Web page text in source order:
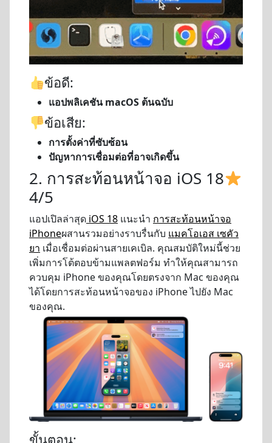
ข้อดี:
แอปพลิเคชัน macOS ต้นฉบับ
ข้อเสีย:
การตั้งค่าที่ซับซ้อน
ปัญหาการเชื่อมต่อที่อาจเกิดขึ้น
2. การสะท้อนหน้าจอ iOS 18
4/5
แอปเปิลล่าสุด iOS 18 แนะนำ การสะท้อนหน้าจอ
iPhoneผสานรวมอย่างราบรื่นกับ แมคโอเอส เซคัว
ยา เมื่อเชื่อมต่อผ่านสายเคเบิล. คุณสมบัติใหม่นี้ช่วย
เพิ่มการโต้ตอบข้ามแพลตฟอร์ม ทำให้คุณสามารถ
ควบคุม iPhone ของคุณโดยตรงจาก Mac ของคุณ
ได้โดยการสะท้อนหน้าจอของ iPhone ไปยัง Mac
ของคุณ.
ขั้นตอน: